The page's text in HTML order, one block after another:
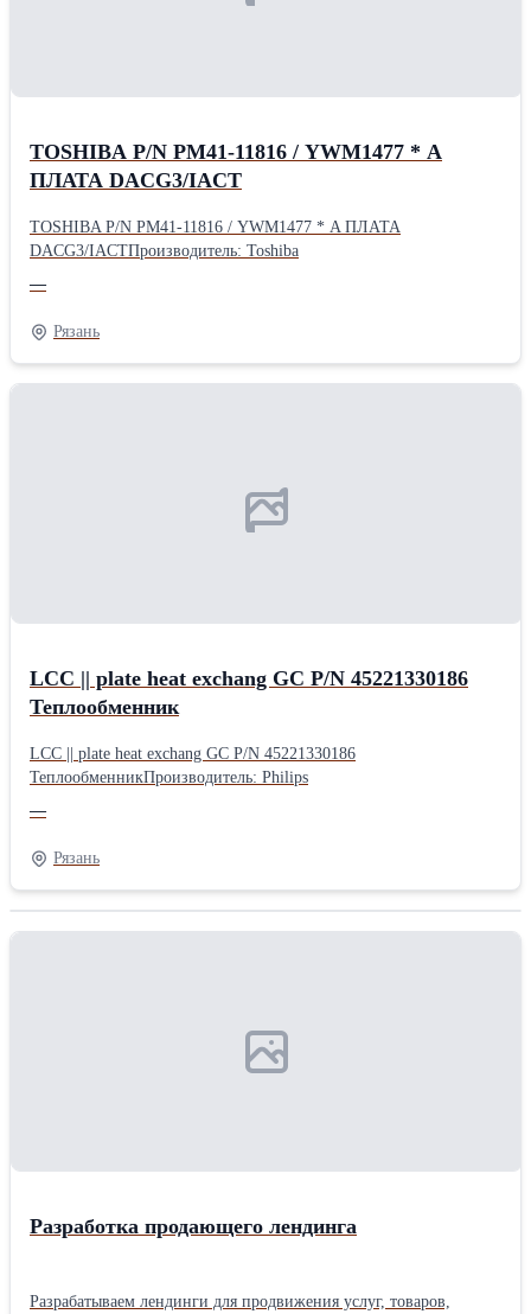
TOSHIBA P/N PM41-11816 / YWM1477 * A
ПЛАТА DACG3/IACT
TOSHIBA P/N PM41-11816 / YWM1477 * A ПЛАТА
DACG3/IACTПроизводитель: Toshiba
—
Рязань
LCC || plate heat exchang GC P/N 45221330186
Теплообменник
LCC || plate heat exchang GC P/N 45221330186
ТеплообменникПроизводитель: Philips
—
Рязань
Разработка продающего лендинга
Разрабатываем лендинги для продвижения услуг, товаров,